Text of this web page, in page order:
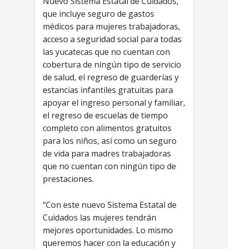
que incluye seguro de gastos
médicos para mujeres trabajadoras,
acceso a seguridad social para todas
las yucatecas que no cuentan con
cobertura de ningún tipo de servicio
de salud, el regreso de guarderías y
estancias infantiles gratuitas para
apoyar el ingreso personal y familiar,
el regreso de escuelas de tiempo
completo con alimentos gratuitos
para los niños, así como un seguro
de vida para madres trabajadoras
que no cuentan con ningún tipo de
prestaciones.
“Con este nuevo Sistema Estatal de
Cuidados las mujeres tendrán
mejores oportunidades. Lo mismo
queremos hacer con la educación y